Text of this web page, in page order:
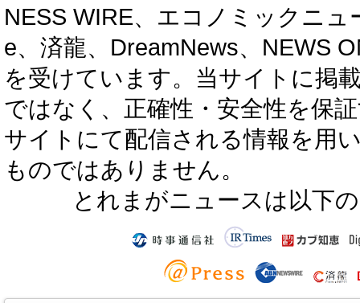
NESS WIRE、エコノミックニ
e、済龍、DreamNews、NEWS
を受けています。当サイトに掲
ではなく、正確性・安全性を保
サイトにて配信される情報を用
ものではありません。
とれまがニュースは以下